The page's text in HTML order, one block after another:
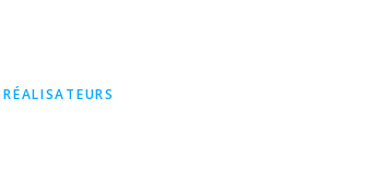
RÉALISATEURS